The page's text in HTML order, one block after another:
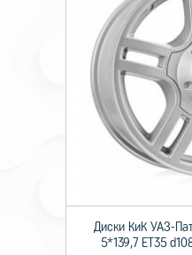
Диски КиК УАЗ-
5*139,7 ET35